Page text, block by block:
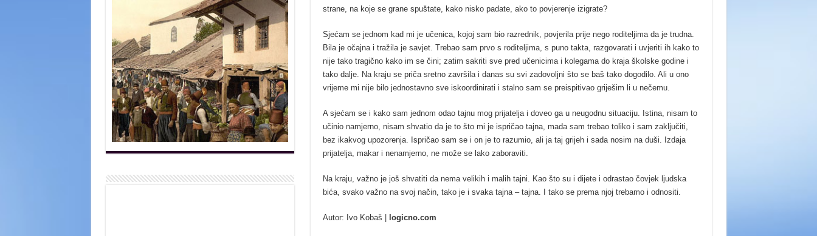
strane, na koje se grane spuštate, kako nisko padate, ako to povjerenje izigrate?
Sjećam se jednom kad mi je učenica, kojoj sam bio razrednik, povjerila prije nego roditeljima da je trudna.
Bila je očajna i tražila je savjet. Trebao sam prvo s roditeljima, s puno takta, razgovarati i uvjeriti ih kako to
nije tako tragično kako im se čini; zatim sakriti sve pred učenicima i kolegama do kraja školske godine i
tako dalje. Na kraju se priča sretno završila i danas su svi zadovoljni što se baš tako dogodilo. Ali u ono
vrijeme mi nije bilo jednostavno sve iskoordinirati i stalno sam se preispitivao griješim li u nečemu.
A sjećam se i kako sam jednom odao tajnu mog prijatelja i doveo ga u neugodnu situaciju. Istina, nisam to
učinio namjerno, nisam shvatio da je to što mi je ispričao tajna, mada sam trebao toliko i sam zaključiti,
bez ikakvog upozorenja. Ispričao sam se i on je to razumio, ali ja taj grijeh i sada nosim na duši. Izdaja
prijatelja, makar i nenamjerno, ne može se lako zaboraviti.
Na kraju, važno je još shvatiti da nema velikih i malih tajni. Kao što su i dijete i odrastao čovjek ljudska
bića, svako važno na svoj način, tako je i svaka tajna – tajna. I tako se prema njoj trebamo i odnositi.
Autor: Ivo Kobaš | logicno.com